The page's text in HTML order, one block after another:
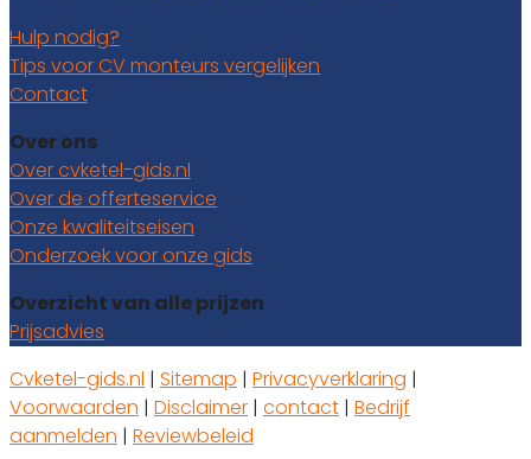
Hulp nodig?
Tips voor CV monteurs vergelijken
Contact
Over ons
Over cvketel-gids.nl
Over de offerteservice
Onze kwaliteitseisen
Onderzoek voor onze gids
Overzicht van alle prijzen
Prijsadvies
Cvketel-gids.nl | Sitemap | Privacyverklaring |
Voorwaarden | Disclaimer | contact | Bedrijf
aanmelden | Reviewbeleid